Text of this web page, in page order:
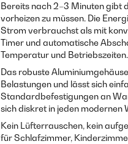
Bereits nach 2–3 Minuten gibt
vorheizen zu müssen. Die
Strom verbrauchst als mit
Timer und automatische
Temperatur und Betriebszeiten.
Das robuste
Belastungen und lässt sich
Standardbefestigungen an
sich diskret in jeden modernen
Kein Lüfterrauschen, kein
für Schlafzimmer,